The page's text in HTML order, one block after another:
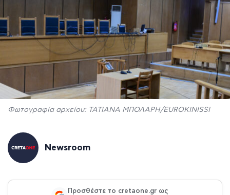
Φωτογραφία αρχείου: ΤΑΤΙΑΝΑ ΜΠΟΛΑΡΗ/EUROKINISSI
Newsroom
Προσθέστε το cretaone.gr ως